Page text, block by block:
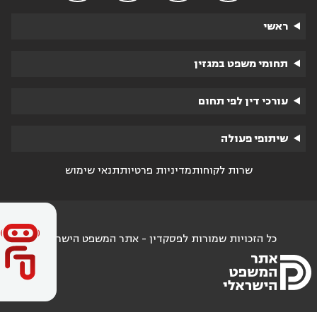
ראשי
תחומי משפט במגזין
עורכי דין לפי תחום
שיתופי פעולה
שרות לקוחותמדיניות פרטיותתנאי שימוש
כל הזכויות שמורות לפסקדין - אתר המשפט הישראלי